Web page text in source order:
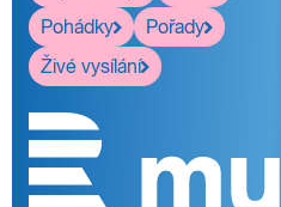
Pohádky
Pořady
Živé vysílání